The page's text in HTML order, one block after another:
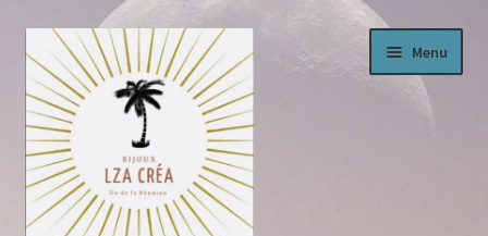
Aller
à
la
navigation
Aller
au
contenu
Menu